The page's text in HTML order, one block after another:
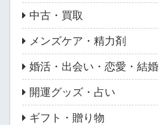
中古・買取
メンズケア・精力剤
婚活・出会い・恋愛・結婚
開運グッズ・占い
ギフト・贈り物